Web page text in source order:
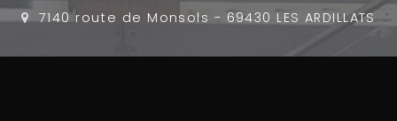
7140 route de Monsols - 69430 LES ARDILLATS